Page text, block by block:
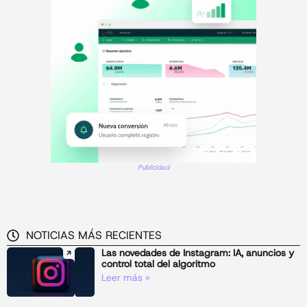
Publicidad
NOTICIAS MÁS RECIENTES
Las novedades de Instagram: IA, anuncios y
control total del algoritmo
Leer más »